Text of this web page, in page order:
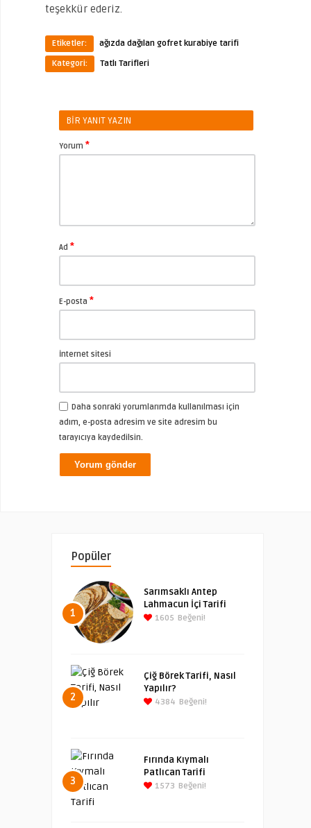
teşekkür ederiz.
Etiketler:
ağızda dağılan gofret kurabiye tarifi
Kategori:
Tatlı Tarifleri
BIR YANIT YAZIN
Yorum *
Ad *
E-posta *
İnternet sitesi
Daha sonraki yorumlarımda kullanılması için
adım, e-posta adresim ve site adresim bu
tarayıcıya kaydedilsin.
Popüler
1
Sarımsaklı Antep
Lahmacun İçi Tarifi
1605 Beğeni!
2
Çiğ Börek Tarifi, Nasıl
Yapılır?
4384 Beğeni!
3
Fırında Kıymalı
Patlıcan Tarifi
1573 Beğeni!